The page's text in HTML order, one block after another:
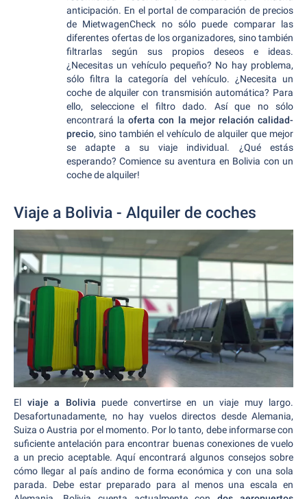
anticipación. En el portal de comparación de precios
de MietwagenCheck no sólo puede comparar las
diferentes ofertas de los organizadores, sino también
filtrarlas según sus propios deseos e ideas.
¿Necesitas un vehículo pequeño? No hay problema,
sólo filtra la categoría del vehículo. ¿Necesita un
coche de alquiler con transmisión automática? Para
ello, seleccione el filtro dado. Así que no sólo
encontrará laoferta con la mejor relación calidad-
precio, sino también el vehículo de alquiler que mejor
se adapte a su viaje individual. ¿Qué estás
esperando? Comience su aventura en Bolivia con un
coche de alquiler!
Viaje a Bolivia - Alquiler de coches
El viaje a Bolivia puede convertirse en un viaje muy largo.
Desafortunadamente, no hay vuelos directos desde Alemania,
Suiza o Austria por el momento. Por lo tanto, debe informarse con
suficiente antelación para encontrar buenas conexiones de vuelo
a un precio aceptable. Aquí encontrará algunos consejos sobre
cómo llegar al país andino de forma económica y con una sola
parada. Debe estar preparado para al menos una escala en